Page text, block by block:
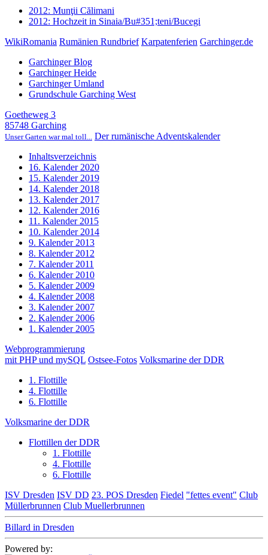
2012: Munţii Călimani
2012: Hochzeit in Sinaia/Bu#351;teni/Bucegi
WikiRomania Rumänien Rundbrief Karpatenferien Garchinger.de
Garchinger Blog
Garchinger Heide
Garchinger Umland
Grundschule Garching West
Goetheweg 3
85748 Garching
Unser Garten war mal toll... Der rumänische Adventskalender
Inhaltsverzeichnis
16. Kalender 2020
15. Kalender 2019
14. Kalender 2018
13. Kalender 2017
12. Kalender 2016
11. Kalender 2015
10. Kalender 2014
9. Kalender 2013
8. Kalender 2012
7. Kalender 2011
6. Kalender 2010
5. Kalender 2009
4. Kalender 2008
3. Kalender 2007
2. Kalender 2006
1. Kalender 2005
Webprogrammierung
mit PHP und mySQL Ostsee-Fotos Volksmarine der DDR
1. Flottille
4. Flottille
6. Flottille
Volksmarine der DDR
Flottillen der DDR
1. Flottille
4. Flottille
6. Flottille
ISV Dresden ISV DD 23. POS Dresden Fiedel "fettes event" Club
Müllerbrunnen Club Muellerbrunnen
Billard in Dresden
Powered by: